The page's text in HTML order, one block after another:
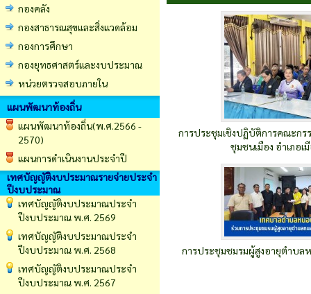
กองคลัง
กองสาธารณสุขและสิ่งแวดล้อม
กองการศึกษา
กองยุทธศาสตร์และงบประมาณ
หน่วยตรวจสอบภายใน
แผนพัฒนาท้องถิ่น
แผนพัฒนาท้องถิ่น(พ.ศ.2566 -
2570)
แผนการดำเนินงานประจำปี
เทศบัญญัติงบประมาณรายจ่ายประจำ
ปีงบประมาณ
เทศบัญญัติงบประมาณประจำ
ปีงบประมาณ พ.ศ. 2569
เทศบัญญัติงบประมาณประจำ
ปีงบประมาณ พ.ศ. 2568
เทศบัญญัติงบประมาณประจำ
ปีงบประมาณ พ.ศ. 2567
การประชุมเชิงปฏิบัติการคณะก
ชุมชนเมือง อำเภอ
การประชุมชมรมผู้สูงอายุตำบล